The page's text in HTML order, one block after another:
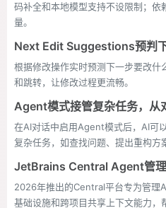
码补全和本地模型支持不设限制；依
量。
Next Edit Suggestions预判
根据修改操作实时预测下一步要改什
和跳转，让修改过程更流畅。
Agent模式接管复杂任务，从
在AI对话中启用Agent模式后，AI可
复杂任务，如查找问题、提出重构方
JetBrains Central Agent管
2026年推出的Central平台专为管理
基础设施和跨项目共享上下文能力，